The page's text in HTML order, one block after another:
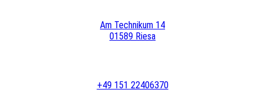
Am Technikum 14
01589 Riesa
+49 151 22406370